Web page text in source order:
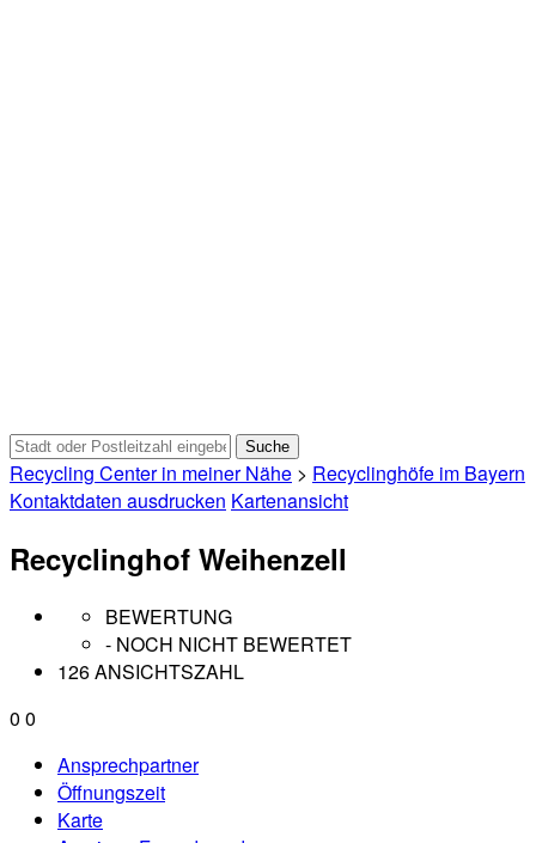
Recycling Center in meiner Nähe > Recyclinghöfe im Bayern
Kontaktdaten ausdrucken Kartenansicht
Recyclinghof Weihenzell
BEWERTUNG
- NOCH NICHT BEWERTET
126 ANSICHTSZAHL
0 0
Ansprechpartner
Öffnungszeit
Karte